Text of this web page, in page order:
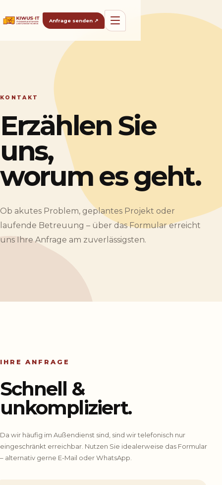
Anfrage senden ↗
KONTAKT
Erzählen Sie
uns,
worum es geht.
Ob akutes Problem, geplantes Projekt oder
laufende Betreuung – über das Formular erreicht
uns Ihre Anfrage am zuverlässigsten.
IHRE ANFRAGE
Schnell &
unkompliziert.
Da wir häufig im Außendienst sind, sind wir telefonisch nur
eingeschränkt erreichbar. Nutzen Sie idealerweise das Formular
– alternativ gerne E-Mail oder WhatsApp.